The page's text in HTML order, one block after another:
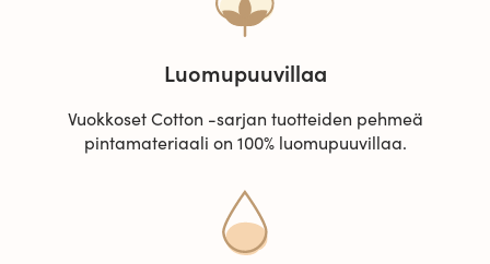
Luomupuuvillaa
Vuokkoset Cotton -sarjan tuotteiden pehmeä
pintamateriaali on 100% luomupuuvillaa.